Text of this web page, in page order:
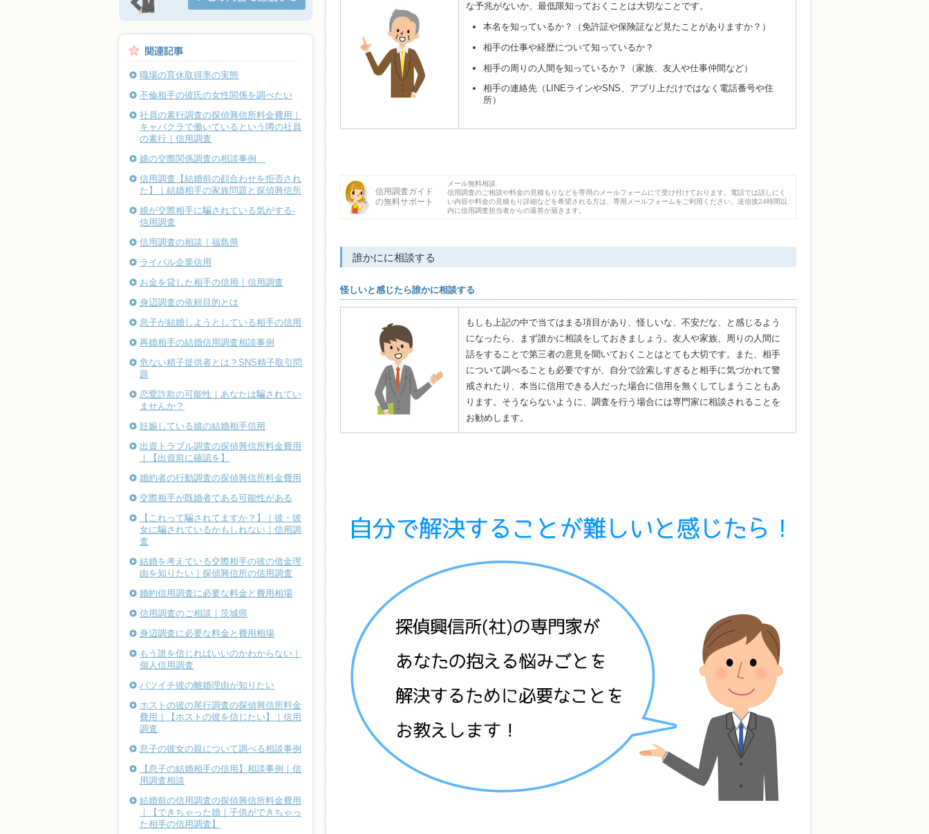
な予兆がないか、最低限知っておくことは大切なことです。
本名を知っているか？（免許証や保険証など見たことがありますか？）
相手の仕事や経歴について知っているか？
相手の周りの人間を知っているか？（家族、友人や仕事仲間など）
相手の連絡先（LINEラインやSNS、アプリ上だけではなく電話番号や住
所）
信用調査ガイド
の無料サポート
メール無料相談
信用調査のご相談や料金の見積もりなどを専用のメールフォームにて受け付けております。電話では話しにく
い内容や料金の見積もり詳細などを希望される方は、専用メールフォームをご利用ください。送信後24時間以
内に信用調査担当者からの返答が届きます。
誰かにに相談する
怪しいと感じたら誰かに相談する
もしも上記の中で当てはまる項目があり、怪しいな、不安だな、と感じるよう
になったら、まず誰かに相談をしておきましょう。友人や家族、周りの人間に
話をすることで第三者の意見を聞いておくことはとても大切です。また、相手
について調べることも必要ですが、自分で詮索しすぎると相手に気づかれて警
戒されたり、本当に信用できる人だった場合に信用を無くしてしまうこともあ
ります。そうならないように、調査を行う場合には専門家に相談されることを
お勧めします。
職場の育休取得率の実態
不倫相手の彼氏の女性関係を調べたい
社員の素行調査の探偵興信所料金費用｜
キャバクラで働いているという噂の社員
の素行｜信用調査
娘の交際関係調査の相談事例
信用調査【結婚前の顔合わせを拒否され
た】｜結婚相手の家族問題と探偵興信所
娘が交際相手に騙されている気がする-
信用調査
信用調査の相談｜福島県
ライバル企業信用
お金を貸した相手の信用｜信用調査
身辺調査の依頼目的とは
息子が結婚しようとしている相手の信用
再婚相手の結婚信用調査相談事例
危ない精子提供者とは？SNS精子取引問
題
恋愛詐欺の可能性｜あなたは騙されてい
ませんか？
妊娠している娘の結婚相手信用
出資トラブル調査の探偵興信所料金費用
｜【出資前に確認を】
婚約者の行動調査の探偵興信所料金費用
交際相手が既婚者である可能性がある
【これって騙されてますか？】｜彼・彼
女に騙されているかもしれない｜信用調
査
結婚を考えている交際相手の彼の借金理
由を知りたい｜探偵興信所の信用調査
婚約信用調査に必要な料金と費用相場
信用調査のご相談｜茨城県
身辺調査に必要な料金と費用相場
もう誰を信じればいいのかわからない｜
個人信用調査
バツイチ彼の離婚理由が知りたい
ホストの彼の尾行調査の探偵興信所料金
費用｜【ホストの彼を信じたい】｜信用
調査
息子の彼女の親について調べる相談事例
【息子の結婚相手の信用】相談事例｜信
用調査相談
結婚前の信用調査の探偵興信所料金費用
｜【できちゃった婚｜子供ができちゃっ
た相手の信用調査】